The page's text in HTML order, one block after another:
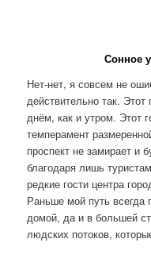
Сонное
Нет-нет, я совсем не
действительно так.
днём, как и утром. Этот
темперамент
проспект не замирает и
благодаря лишь
редкие гости центра
Раньше мой путь всегда
домой, да и в большей
людских потоков,